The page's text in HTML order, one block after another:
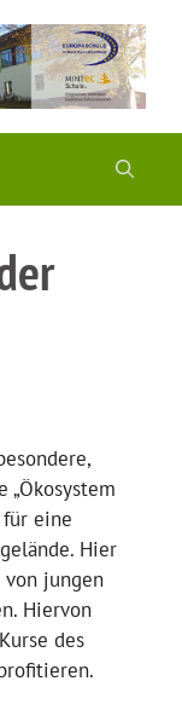
für eine
Hier
von jungen
Hiervon
des